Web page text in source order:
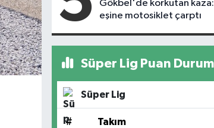
Gökbel'de korkutan kaza:
eşine motosiklet çarptı
Süper Lig Puan
Süper Lig
# Takım